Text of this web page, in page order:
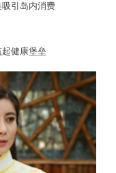
引岛内消费
健康堡垒